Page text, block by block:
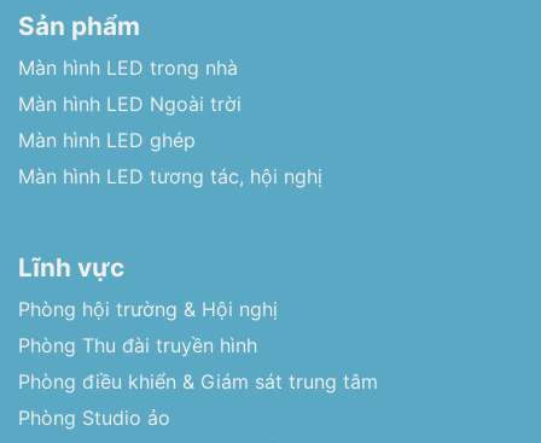
Sản phẩm
Màn hình LED trong nhà
Màn hình LED Ngoài trời
Màn hình LED ghép
Màn hình LED tương tác, hội nghị
Lĩnh vực
Phòng hội trường & Hội nghị
Phòng Thu đài truyền hình
Phòng điều khiển & Giám sát trung tâm
Phòng Studio ảo